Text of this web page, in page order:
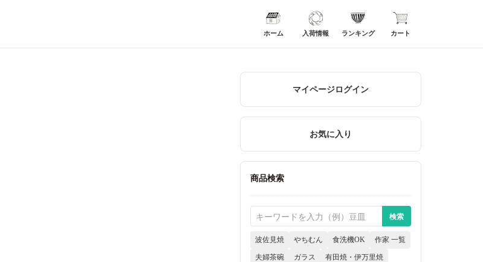
ホーム 入荷情報 ランキング カート
マイページログイン
お気に入り
商品検索
波佐見焼 やちむん 食洗機OK 作家 一覧
夫婦茶碗 ガラス 有田焼・伊万里焼